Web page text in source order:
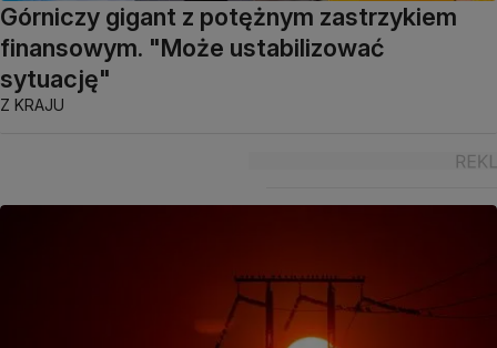
Górniczy gigant z potężnym zastrzykiem
finansowym. "Może ustabilizować
sytuację"
Z KRAJU